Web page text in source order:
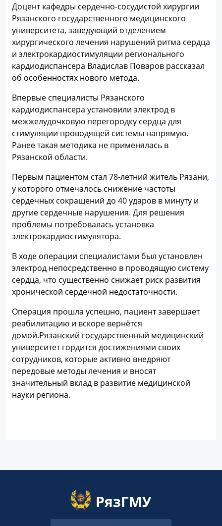
Доцент кафедры сердечно-сосудистой хирургии
Рязанского государственного медицинского
университета, заведующий отделением
хирургического лечения нарушений ритма сердца
и электрокардиостимуляции регионального
кардиодиспансера Владислав Поваров рассказал
об особенностях нового метода.
Впервые специалисты Рязанского
кардиодиспансера установили электрод в
межжелудочковую перегородку сердца для
стимуляции проводящей системы напрямую.
Ранее такая методика не применялась в
Рязанской области.
Первым пациентом стал 78-летний житель Рязани,
у которого отмечалось снижение частоты
сердечных сокращений до 40 ударов в минуту и
другие сердечные нарушения. Для решения
проблемы потребовалась установка
электрокардиостимулятора.
В ходе операции специалистами был установлен
электрод непосредственно в проводящую систему
сердца, что существенно снижает риск развития
хронической сердечной недостаточности.
Операция прошла успешно, пациент завершает
реабилитацию и вскоре вернётся
домой.Рязанский государственный медицинский
университет гордится достижениями своих
сотрудников, которые активно внедряют
передовые методы лечения и вносят
значительный вклад в развитие медицинской
науки региона.